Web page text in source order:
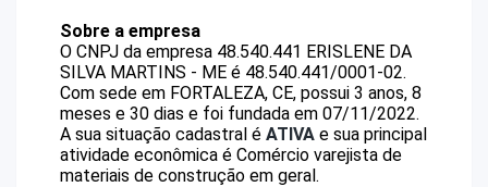
Sobre a empresa
O CNPJ da empresa 48.540.441 ERISLENE DA
SILVA MARTINS - ME é 48.540.441/0001-02.
Com sede em FORTALEZA, CE, possui 3 anos, 8
meses e 30 dias e foi fundada em 07/11/2022.
A sua situação cadastral é ATIVA e sua principal
atividade econômica é Comércio varejista de
materiais de construção em geral.